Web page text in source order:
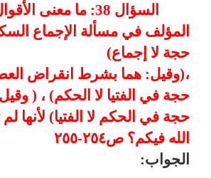
السؤال 38: ما معنى
المؤلف في مسألة الإجماع
حجة لا إجماع)
،(وقيل: هما بشرط انقراض
حجة في الفتيا لا الحكم) ، (
حجة في الحكم لا الفتيا) لأنها
الله فيكم؟ ص٢٥٤-٢٥٥
الجواب: